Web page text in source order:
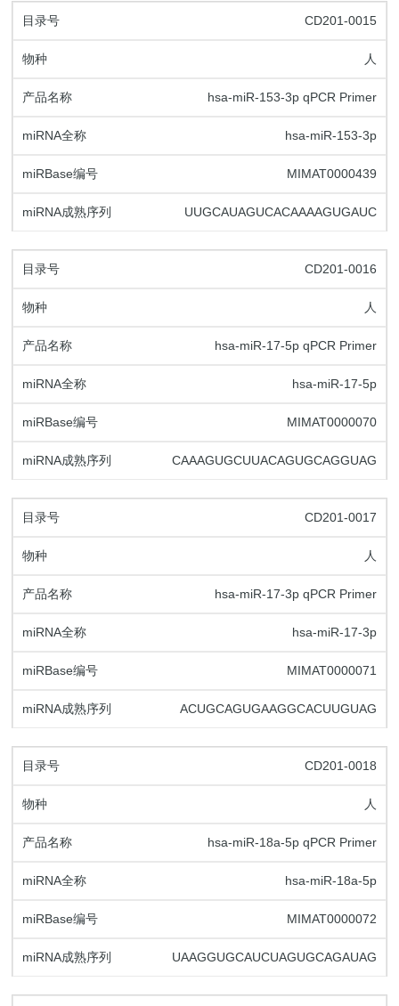
CD201-0015
人
hsa-miR-153-3p qPCR Primer
hsa-miR-153-3p
MIMAT0000439
UUGCAUAGUCACAAAAGUGAUC
CD201-0016
人
hsa-miR-17-5p qPCR Primer
hsa-miR-17-5p
MIMAT0000070
CAAAGUGCUUACAGUGCAGGUAG
CD201-0017
人
hsa-miR-17-3p qPCR Primer
hsa-miR-17-3p
MIMAT0000071
ACUGCAGUGAAGGCACUUGUAG
CD201-0018
人
hsa-miR-18a-5p qPCR Primer
hsa-miR-18a-5p
MIMAT0000072
UAAGGUGCAUCUAGUGCAGAUAG